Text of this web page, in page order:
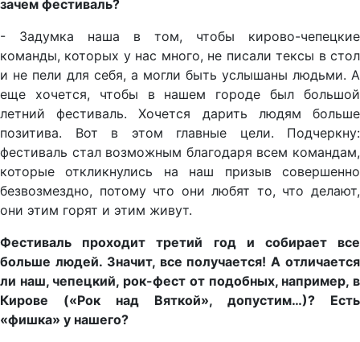
зачем фестиваль?
- Задумка наша в том, чтобы кирово-чепецкие
команды, которых у нас много, не писали тексы в стол
и не пели для себя, а могли быть услышаны людьми. А
еще хочется, чтобы в нашем городе был большой
летний фестиваль. Хочется дарить людям больше
позитива. Вот в этом главные цели. Подчеркну:
фестиваль стал возможным благодаря всем командам,
которые откликнулись на наш призыв совершенно
безвозмездно, потому что они любят то, что делают,
они этим горят и этим живут.
Фестиваль проходит третий год и собирает все
больше людей. Значит, все получается! А отличается
ли наш, чепецкий, рок-фест от подобных, например, в
Кирове («Рок над Вяткой», допустим…)? Есть
«фишка» у нашего?